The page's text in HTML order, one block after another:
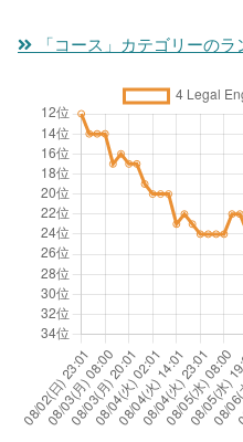
「コース」カテゴリーのラ